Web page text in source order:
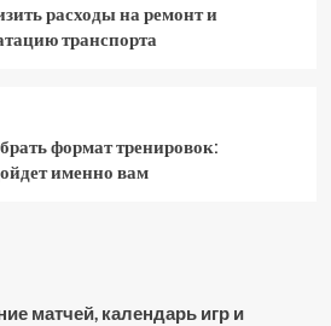
расходы на ремонт и
транспорта
формат тренировок:
именно вам
матчей, календарь игр и